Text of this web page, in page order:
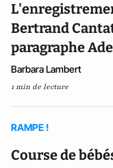
Bertrand
paragraphe
Barbara Lambert
1 min de lecture
RAMPE !
Course de